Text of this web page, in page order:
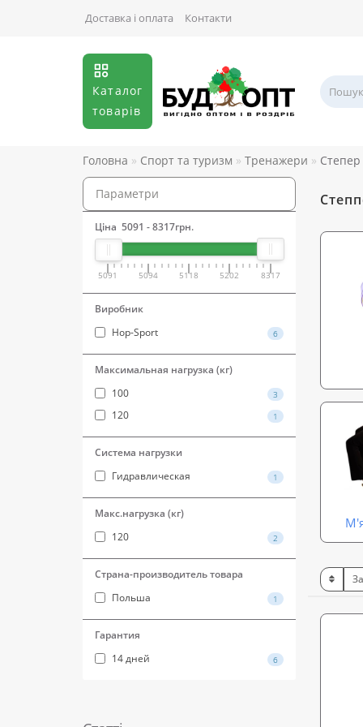
Доставка і оплата Контакти
Каталог
товарів
Головна Спорт та туризм Тренажери Степер
Параметри
Ціна 5091 -8317грн.
5091 5094 5118 5202 8317
Виробник
Hop-Sport
6
Максимальная нагрузка (кг)
100
3
120 1
Система нагрузки
Гидравлическая
1
Макс.нагрузка (кг)
120
2
Страна-производитель товара
Польша
1
Гарантия
14 дней
6